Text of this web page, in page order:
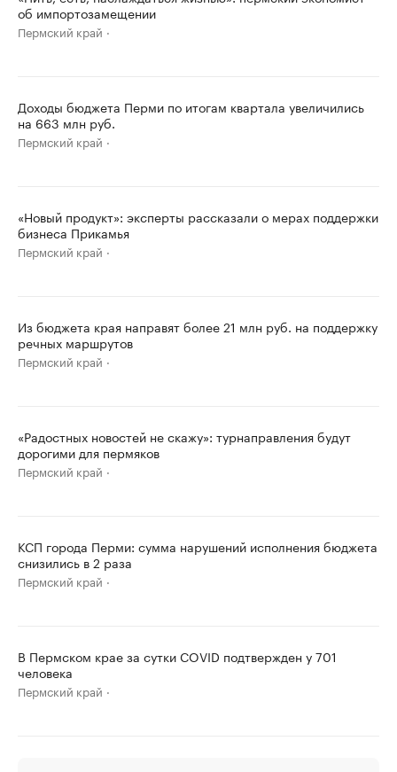
об импортозамещении
Пермский край
Доходы бюджета Перми по итогам квартала увеличились
на 663 млн руб.
Пермский край
«Новый продукт»: эксперты рассказали о мерах поддержки
бизнеса Прикамья
Пермский край
Из бюджета края направят более 21 млн руб. на поддержку
речных маршрутов
Пермский край
«Радостных новостей не скажу»: турнаправления будут
дорогими для пермяков
Пермский край
КСП города Перми: сумма нарушений исполнения бюджета
снизились в 2 раза
Пермский край
В Пермском крае за сутки COVID подтвержден у 701
человека
Пермский край